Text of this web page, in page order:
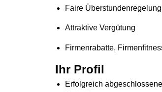
Faire Überstundenregelung
Attraktive Vergütung
Firmenrabatte,
Ihr Profil
Erfolgreich